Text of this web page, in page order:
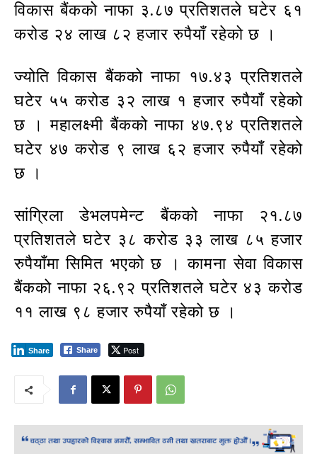
विकास बैंकको नाफा ३.८७ प्रतिशतले घटेर ६१
करोड २४ लाख ८२ हजार रुपैयाँ रहेको छ ।
ज्योति विकास बैंकको नाफा १७.४३ प्रतिशतले
घटेर ५५ करोड ३२ लाख १ हजार रुपैयाँ रहेको
छ । महालक्ष्मी बैंकको नाफा ४७.९४ प्रतिशतले
घटेर ४७ करोड ९ लाख ६२ हजार रुपैयाँ रहेको
छ ।
सांग्रिला डेभलपमेन्ट बैंकको नाफा २१.८७
प्रतिशतले घटेर ३८ करोड ३३ लाख ८५ हजार
रुपैयाँमा सिमित भएको छ । कामना सेवा विकास
बैंकको नाफा २६.९२ प्रतिशतले घटेर ४३ करोड
११ लाख ९८ हजार रुपैयाँ रहेको छ ।
Share Post
Share